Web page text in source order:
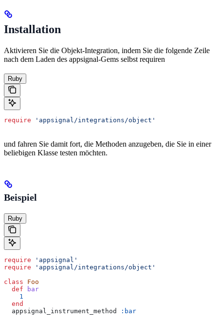
Installation
Aktivieren Sie die Objekt-Integration, indem Sie die folgende Zeile
nach dem Laden des appsignal-Gems selbst requiren
Ruby
require 'appsignal/integrations/object'
und fahren Sie damit fort, die Methoden anzugeben, die Sie in einer
beliebigen Klasse testen möchten.
Beispiel
Ruby
require 'appsignal'
require 'appsignal/integrations/object'
class Foo
  def
bar
    1
  end
  appsignal_instrument_method
:bar